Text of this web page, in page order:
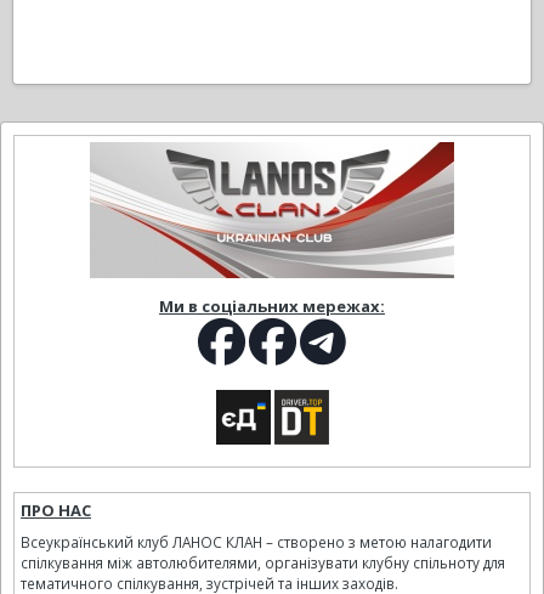
Ми в соціальних мережах:
ПРО НАС
Всеукраїнський клуб ЛАНОС КЛАН – створено з метою налагодити
спілкування між автолюбителями, організувати клубну спільноту для
тематичного спілкування, зустрічей та інших заходів.